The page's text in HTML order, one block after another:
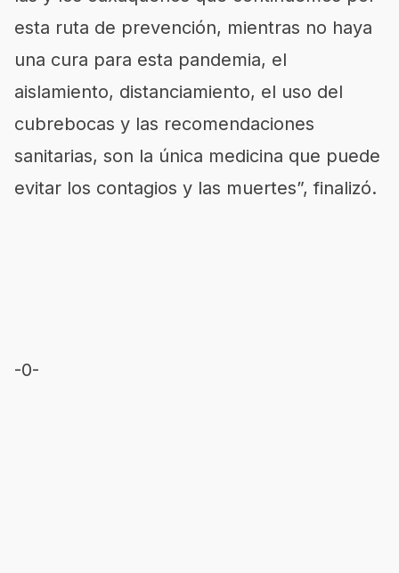
esta ruta de prevención, mientras no haya
una cura para esta pandemia, el
aislamiento, distanciamiento, el uso del
cubrebocas y las recomendaciones
sanitarias, son la única medicina que puede
evitar los contagios y las muertes”, finalizó.
-0-